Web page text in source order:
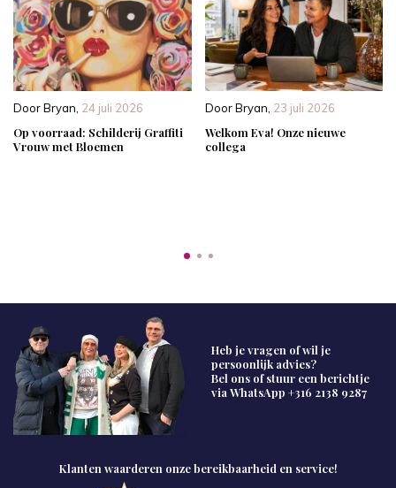
DoorBryan 24 juli 2026
Op voorraad: Schilderij Graffiti
Vrouw met Bloemen
DoorBryan 23 juli 2026
Welkom Eva! Onze nieuwe
collega
Heb je vragen of wil je
persoonlijk advies?
Bel ons of stuur een berichtje
via WhatsApp +316 2138 9287
Klanten waarderen onze bereikbaarheid en service!